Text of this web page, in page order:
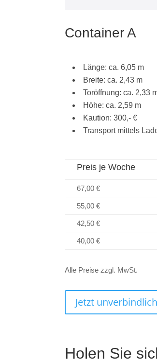
Container A
Länge: ca. 6,05 m
Breite: ca. 2,43 m
Toröffnung: ca. 2,33
Höhe: ca. 2,59 m
Kaution: 300,- €
Transport mittels
Preis je Woche
67,00 €
55,00 €
42,50 €
40,00 €
Alle Preise zzgl. MwSt.
Jetzt
Holen Sie